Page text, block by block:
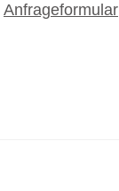
Anfrageformular